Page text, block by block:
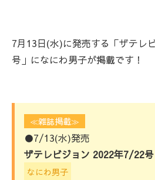
7月13日(水)に発売する「ザテレ
号」になにわ男子が掲載です！
≪雑誌掲載≫
●7/13(水)発売
ザテレビジョン 2022年7/22号
なにわ男子